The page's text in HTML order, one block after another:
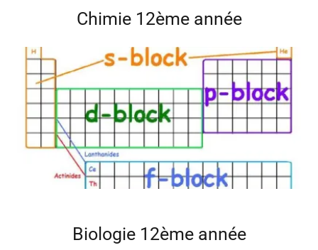
Chimie 12ème année
Biologie 12ème année